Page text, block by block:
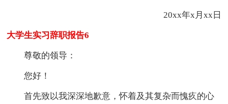
20xx年x月xx日
大学生实习辞职报告6
尊敬的领导：
您好！
首先致以我深深地歉意，怀着及其复杂而愧疚的心